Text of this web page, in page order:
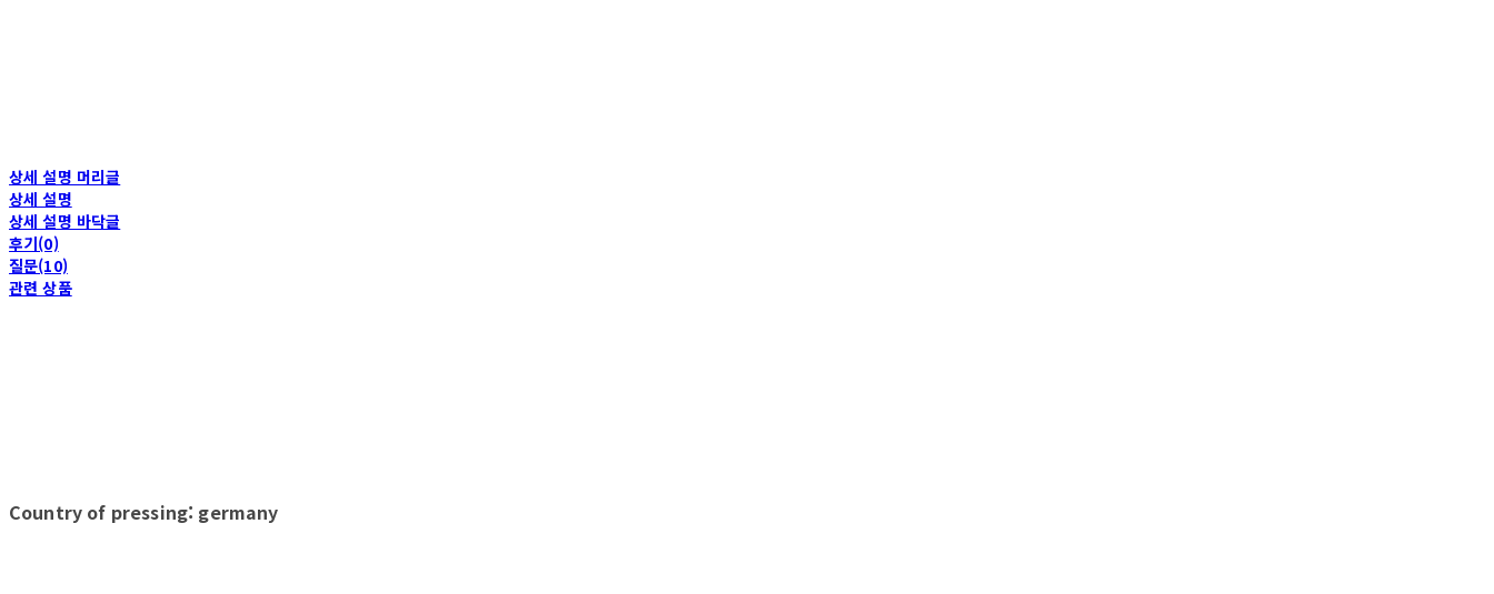
상세 설명 머리글
상세 설명
상세 설명 바닥글
후기(0)
질문(10)
관련 상품
Country of pressing: germany